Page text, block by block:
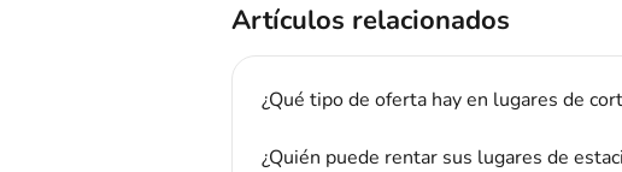
Artículos relacionados
¿Qué tipo de oferta hay en lugares de
¿Quién puede rentar sus lugares de